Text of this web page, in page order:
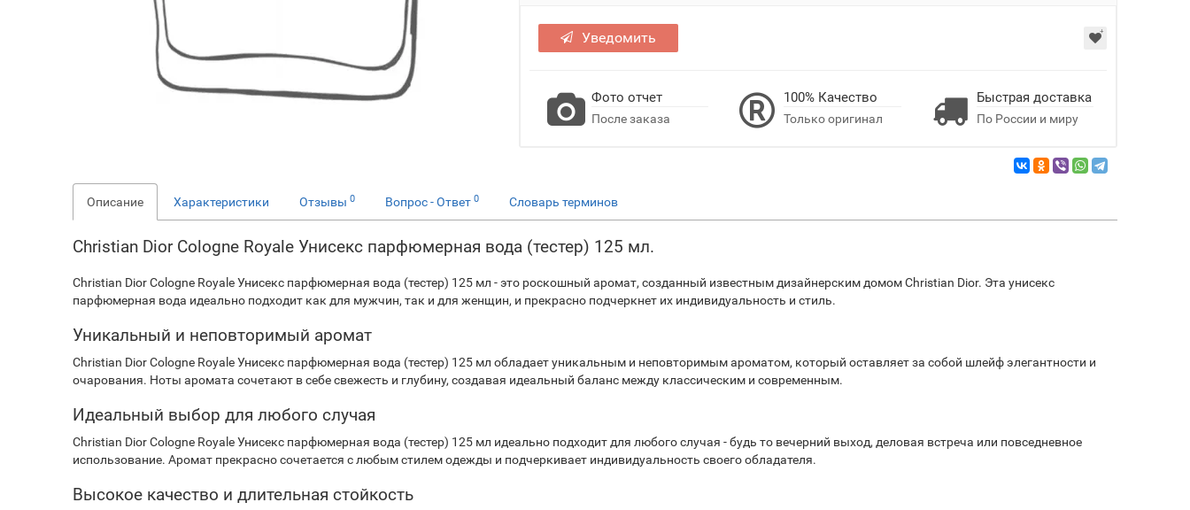
Уведомить
Фото отчет
После заказа
100% Качество
Только оригинал
Быстрая доставка
По России и миру
Описание Характеристики Отзывы0 Вопрос - Ответ0 Словарь терминов
Christian Dior Cologne Royale Унисекс парфюмерная вода (тестер) 125 мл.
Christian Dior Cologne Royale Унисекс парфюмерная вода (тестер) 125 мл - это роскошный аромат, созданный известным дизайнерским домом Christian Dior. Эта унисекс
парфюмерная вода идеально подходит как для мужчин, так и для женщин, и прекрасно подчеркнет их индивидуальность и стиль.
Уникальный и неповторимый аромат
Christian Dior Cologne Royale Унисекс парфюмерная вода (тестер) 125 мл обладает уникальным и неповторимым ароматом, который оставляет за собой шлейф элегантности и
очарования. Ноты аромата сочетают в себе свежесть и глубину, создавая идеальный баланс между классическим и современным.
Идеальный выбор для любого случая
Christian Dior Cologne Royale Унисекс парфюмерная вода (тестер) 125 мл идеально подходит для любого случая - будь то вечерний выход, деловая встреча или повседневное
использование. Аромат прекрасно сочетается с любым стилем одежды и подчеркивает индивидуальность своего обладателя.
Высокое качество и длительная стойкость